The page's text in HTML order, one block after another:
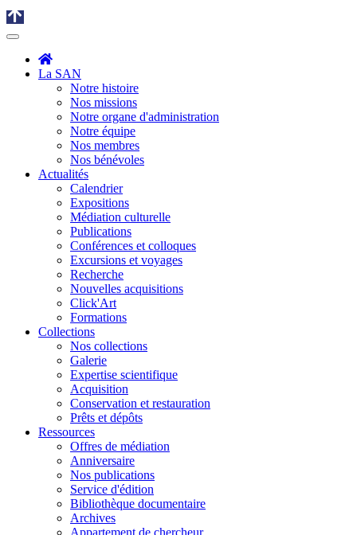
La SAN
Notre histoire
Nos missions
Notre organe d'administration
Notre équipe
Nos membres
Nos bénévoles
Actualités
Calendrier
Expositions
Médiation culturelle
Publications
Conférences et colloques
Excursions et voyages
Recherche
Nouvelles acquisitions
Click'Art
Formations
Collections
Nos collections
Galerie
Expertise scientifique
Acquisition
Conservation et restauration
Prêts et dépôts
Ressources
Offres de médiation
Anniversaire
Nos publications
Service d'édition
Bibliothèque documentaire
Archives
Appartement de chercheur